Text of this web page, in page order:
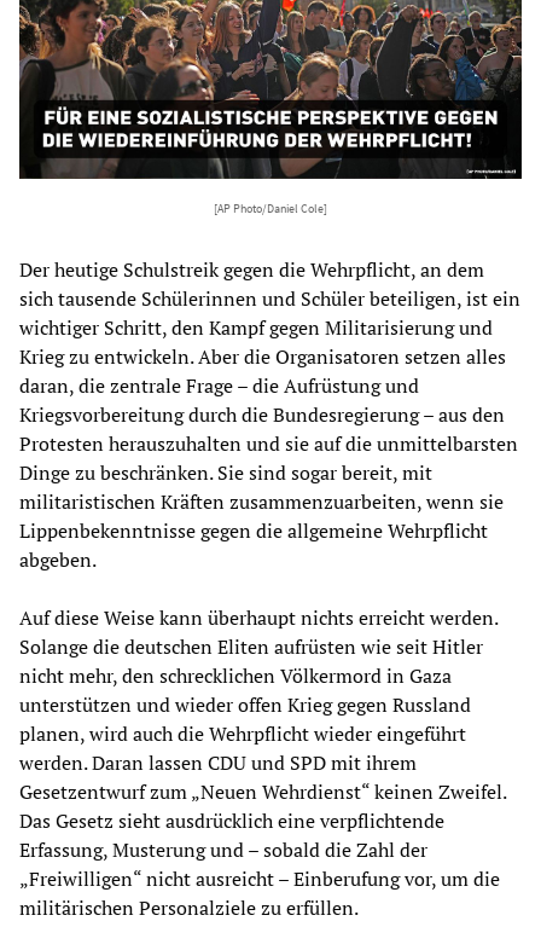
[AP Photo/Daniel Cole]
Der heutige Schulstreik gegen die Wehrpflicht, an dem
sich tausende Schülerinnen und Schüler beteiligen, ist ein
wichtiger Schritt, den Kampf gegen Militarisierung und
Krieg zu entwickeln. Aber die Organisatoren setzen alles
daran, die zentrale Frage – die Aufrüstung und
Kriegsvorbereitung durch die Bundesregierung – aus den
Protesten herauszuhalten und sie auf die unmittelbarsten
Dinge zu beschränken. Sie sind sogar bereit, mit
militaristischen Kräften zusammenzuarbeiten, wenn sie
Lippenbekenntnisse gegen die allgemeine Wehrpflicht
abgeben.
Auf diese Weise kann überhaupt nichts erreicht werden.
Solange die deutschen Eliten aufrüsten wie seit Hitler
nicht mehr, den schrecklichen Völkermord in Gaza
unterstützen und wieder offen Krieg gegen Russland
planen, wird auch die Wehrpflicht wieder eingeführt
werden. Daran lassen CDU und SPD mit ihrem
Gesetzentwurf zum „Neuen Wehrdienst“ keinen Zweifel.
Das Gesetz sieht ausdrücklich eine verpflichtende
Erfassung, Musterung und – sobald die Zahl der
„Freiwilligen“ nicht ausreicht – Einberufung vor, um die
militärischen Personalziele zu erfüllen.